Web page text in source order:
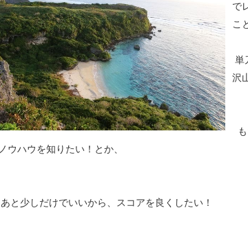
で
こ
単
沢
ノウハウを知りたい！とか、
あと少しだけでいいから、スコアを良くしたい！